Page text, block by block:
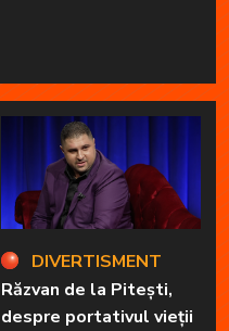
DIVERTISMENT
Răzvan de la Pitești,
despre portativul vieții